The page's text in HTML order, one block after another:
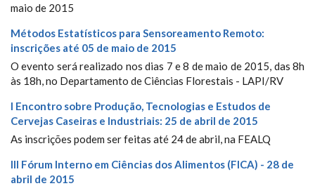
maio de 2015
Métodos Estatísticos para Sensoreamento Remoto:
inscrições até 05 de maio de 2015
O evento será realizado nos dias 7 e 8 de maio de 2015, das 8h
às 18h, no Departamento de Ciências Florestais - LAPI/RV
I Encontro sobre Produção, Tecnologias e Estudos de
Cervejas Caseiras e Industriais: 25 de abril de 2015
As inscrições podem ser feitas até 24 de abril, na FEALQ
III Fórum Interno em Ciências dos Alimentos (FICA) - 28 de
abril de 2015